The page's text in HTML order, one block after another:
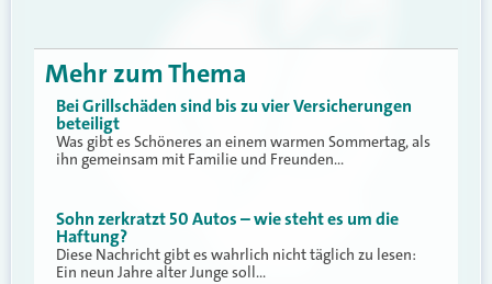
Mehr zum Thema
Bei Grillschäden sind bis zu vier Versicherungen
beteiligt
Was gibt es Schöneres an einem warmen Sommertag, als
ihn gemeinsam mit Familie und Freunden…
Sohn zerkratzt 50 Autos – wie steht es um die
Haftung?
Diese Nachricht gibt es wahrlich nicht täglich zu lesen:
Ein neun Jahre alter Junge soll…